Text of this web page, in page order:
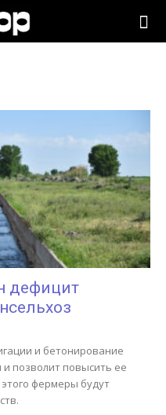
дефицит
и бетонирование
позволит повысить ее
фермеры будут